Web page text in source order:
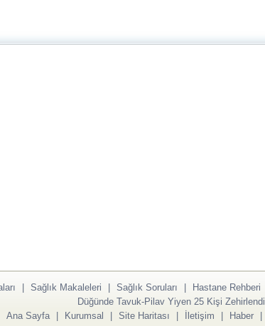
| Sağlık Makaleleri | Sağlık Soruları | Hastane Rehberi
Düğünde Tavuk-Pilav Yiyen 25 Kişi Zehirlendi
Ana Sayfa
| Kurumsal | Site Haritası | İletişim | Haber |